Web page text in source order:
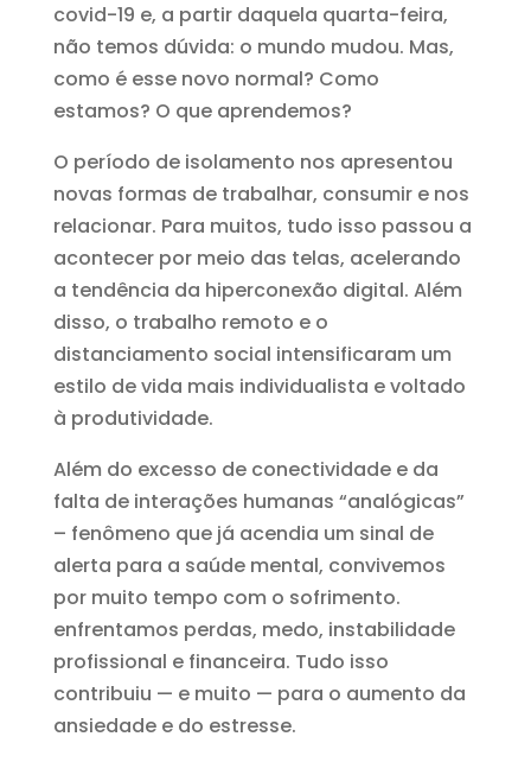
covid-19 e, a partir daquela quarta-feira,
não temos dúvida: o mundo mudou. Mas,
como é esse novo normal? Como
estamos? O que aprendemos?
O período de isolamento nos apresentou
novas formas de trabalhar, consumir e nos
relacionar. Para muitos, tudo isso passou a
acontecer por meio das telas, acelerando
a tendência da hiperconexão digital. Além
disso, o trabalho remoto e o
distanciamento social intensificaram um
estilo de vida mais individualista e voltado
à produtividade.
Além do excesso de conectividade e da
falta de interações humanas “analógicas”
– fenômeno que já acendia um sinal de
alerta para a saúde mental, convivemos
por muito tempo com o sofrimento.
enfrentamos perdas, medo, instabilidade
profissional e financeira. Tudo isso
contribuiu — e muito — para o aumento da
ansiedade e do estresse.